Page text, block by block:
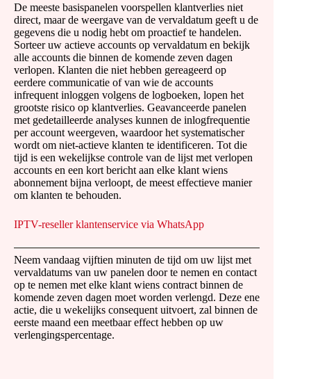
De meeste basispanelen voorspellen klantverlies niet
direct, maar de weergave van de vervaldatum geeft u de
gegevens die u nodig hebt om proactief te handelen.
Sorteer uw actieve accounts op vervaldatum en bekijk
alle accounts die binnen de komende zeven dagen
verlopen. Klanten die niet hebben gereageerd op
eerdere communicatie of van wie de accounts
infrequent inloggen volgens de logboeken, lopen het
grootste risico op klantverlies. Geavanceerde panelen
met gedetailleerde analyses kunnen de inlogfrequentie
per account weergeven, waardoor het systematischer
wordt om niet-actieve klanten te identificeren. Tot die
tijd is een wekelijkse controle van de lijst met verlopen
accounts en een kort bericht aan elke klant wiens
abonnement bijna verloopt, de meest effectieve manier
om klanten te behouden.
IPTV-reseller klantenservice via WhatsApp
Neem vandaag vijftien minuten de tijd om uw lijst met
vervaldatums van uw panelen door te nemen en contact
op te nemen met elke klant wiens contract binnen de
komende zeven dagen moet worden verlengd. Deze ene
actie, die u wekelijks consequent uitvoert, zal binnen de
eerste maand een meetbaar effect hebben op uw
verlengingspercentage.